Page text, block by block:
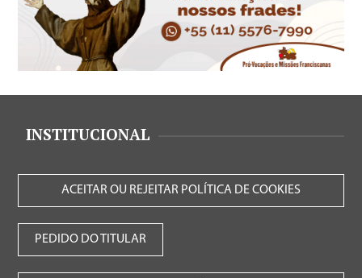
INSTITUCIONAL
ACEITAR OU REJEITAR POLÍTICA DE COOKIES
PEDIDO DO TITULAR